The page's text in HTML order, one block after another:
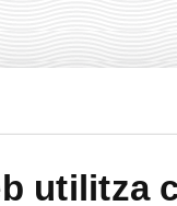
utilitza